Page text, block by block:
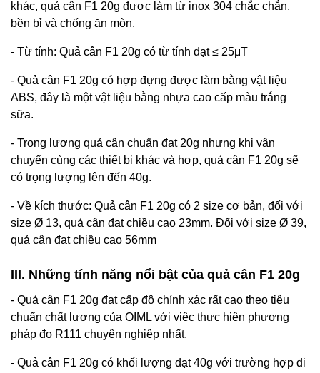
khác, quả cân F1 20g được làm từ inox 304 chắc chắn,
bền bỉ và chống ăn mòn.
- Từ tính: Quả cân F1 20g có từ tính đạt ≤ 25μT
- Quả cân F1 20g có hợp đựng được làm bằng vật liệu
ABS, đây là một vật liệu bằng nhựa cao cấp màu trắng
sữa.
- Trọng lượng quả cân chuẩn đạt 20g nhưng khi vận
chuyển cùng các thiết bị khác và hợp, quả cân F1 20g sẽ
có trọng lượng lên đến 40g.
- Về kích thước: Quả cân F1 20g có 2 size cơ bản, đối với
size Ø 13, quả cân đạt chiều cao 23mm. Đối với size Ø 39,
quả cân đạt chiều cao 56mm
III. Những tính năng nổi bật của quả cân F1 20g
- Quả cân F1 20g đạt cấp độ chính xác rất cao theo tiêu
chuẩn chất lượng của OIML với việc thực hiện phương
pháp đo R111 chuyên nghiệp nhất.
- Quả cân F1 20g có khối lượng đạt 40g với trường hợp đi